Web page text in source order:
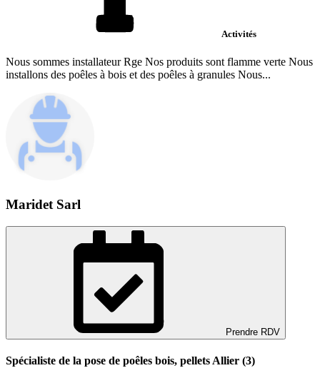
Activités
Nous sommes installateur Rge Nos produits sont flamme verte Nous
installons des poêles à bois et des poêles à granules Nous...
Maridet Sarl
Prendre RDV
Spécialiste de la pose de poêles bois, pellets Allier (3)